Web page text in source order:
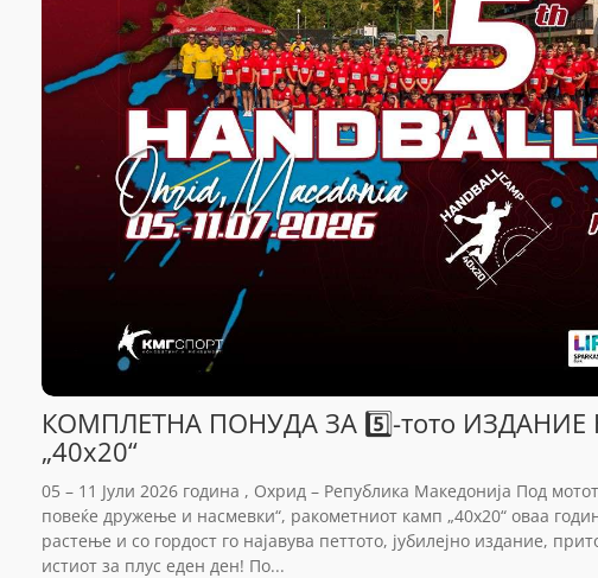
КОМПЛЕТНА ПОНУДА ЗА 5️⃣-тото
„40х20“
05 – 11 Јули 2026 година , Охрид – Република Македонија Под
повеќе дружење и насмевки“, ракометниот камп „40х20“ оваа
растење и со гордост го најавува петтото, јубилејно издание,
истиот за плус еден ден! По...